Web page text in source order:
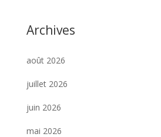
Archives
août 2026
juillet 2026
juin 2026
mai 2026